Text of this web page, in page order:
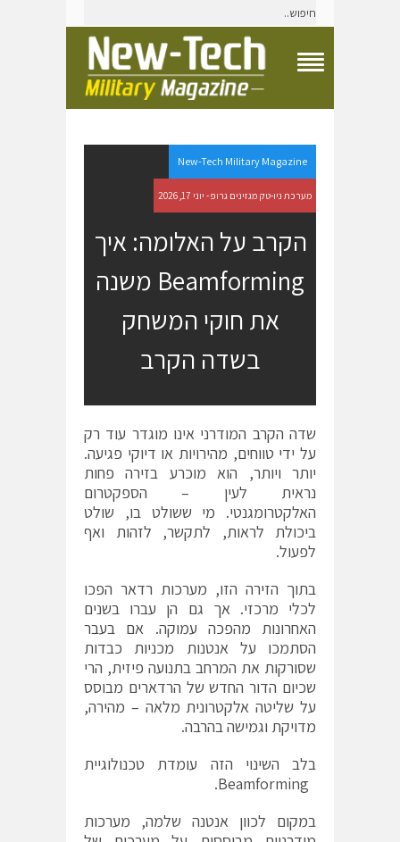
g
l
e
N
a
g
a
New-Tech Military Magazine
מערכת ניו-טק מגזינים גרופ - יוני 17, 2026
הקרב על האלומה: איך
Beamforming משנה
את חוקי המשחק
בשדה הקרב
שדה הקרב המודרני אינו מוגדר עוד רק
על ידי טווחים, מהירויות או דיוקי פגיעה.
יותר ויותר, הוא מוכרע בזירה פחות
נראית לעין – הספקטרום
האלקטרומגנטי. מי ששולט בו, שולט
ביכולת לראות, לתקשר, לזהות ואף
לפעול.
בתוך הזירה הזו, מערכות רדאר הפכו
לכלי מרכזי. אך גם הן עברו בשנים
האחרונות מהפכה עמוקה. אם בעבר
הסתמכו על אנטנות מכניות כבדות
שסורקות את המרחב בתנועה פיזית, הרי
שכיום הדור החדש של הרדארים מבוסס
על שליטה אלקטרונית מלאה – מהירה,
מדויקת וגמישה בהרבה.
בלב השינוי הזה עומדת טכנולוגיית
במקום לכוון אנטנה שלמה, מערכות